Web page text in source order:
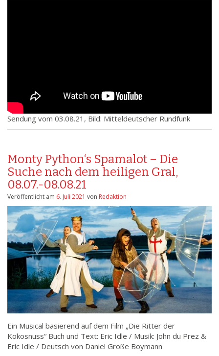
Sendung vom 03.08.21, Bild: Mitteldeutscher Rundfunk
Monty Python‘s Spamalot – Die
Suche nach dem heiligen Gral,
08.07.-08.08.21
Veröffentlicht am 6. Juli 2021 von Redaktion
Ein Musical basierend auf dem Film „Die Ritter der
Kokosnuss“ Buch und Text: Eric Idle / Musik: John du Prez &
Eric Idle / Deutsch von Daniel Große Boymann